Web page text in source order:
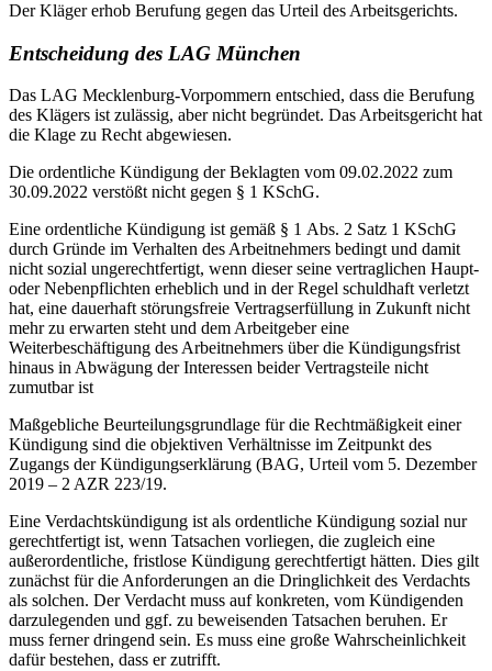
Der Kläger erhob Berufung gegen das Urteil des Arbeitsgerichts.
Entscheidung des LAG München
Das LAG Mecklenburg-Vorpommern entschied, dass die Berufung
des Klägers ist zulässig, aber nicht begründet. Das Arbeitsgericht hat
die Klage zu Recht abgewiesen.
Die ordentliche Kündigung der Beklagten vom 09.02.2022 zum
30.09.2022 verstößt nicht gegen § 1 KSchG.
Eine ordentliche Kündigung ist gemäß § 1 Abs. 2 Satz 1 KSchG
durch Gründe im Verhalten des Arbeitnehmers bedingt und damit
nicht sozial ungerechtfertigt, wenn dieser seine vertraglichen Haupt-
oder Nebenpflichten erheblich und in der Regel schuldhaft verletzt
hat, eine dauerhaft störungsfreie Vertragserfüllung in Zukunft nicht
mehr zu erwarten steht und dem Arbeitgeber eine
Weiterbeschäftigung des Arbeitnehmers über die Kündigungsfrist
hinaus in Abwägung der Interessen beider Vertragsteile nicht
zumutbar ist
Maßgebliche Beurteilungsgrundlage für die Rechtmäßigkeit einer
Kündigung sind die objektiven Verhältnisse im Zeitpunkt des
Zugangs der Kündigungserklärung (BAG, Urteil vom 5. Dezember
2019 – 2 AZR 223/19.
Eine Verdachtskündigung ist als ordentliche Kündigung sozial nur
gerechtfertigt ist, wenn Tatsachen vorliegen, die zugleich eine
außerordentliche, fristlose Kündigung gerechtfertigt hätten. Dies gilt
zunächst für die Anforderungen an die Dringlichkeit des Verdachts
als solchen. Der Verdacht muss auf konkreten, vom Kündigenden
darzulegenden und ggf. zu beweisenden Tatsachen beruhen. Er
muss ferner dringend sein. Es muss eine große Wahrscheinlichkeit
dafür bestehen, dass er zutrifft.